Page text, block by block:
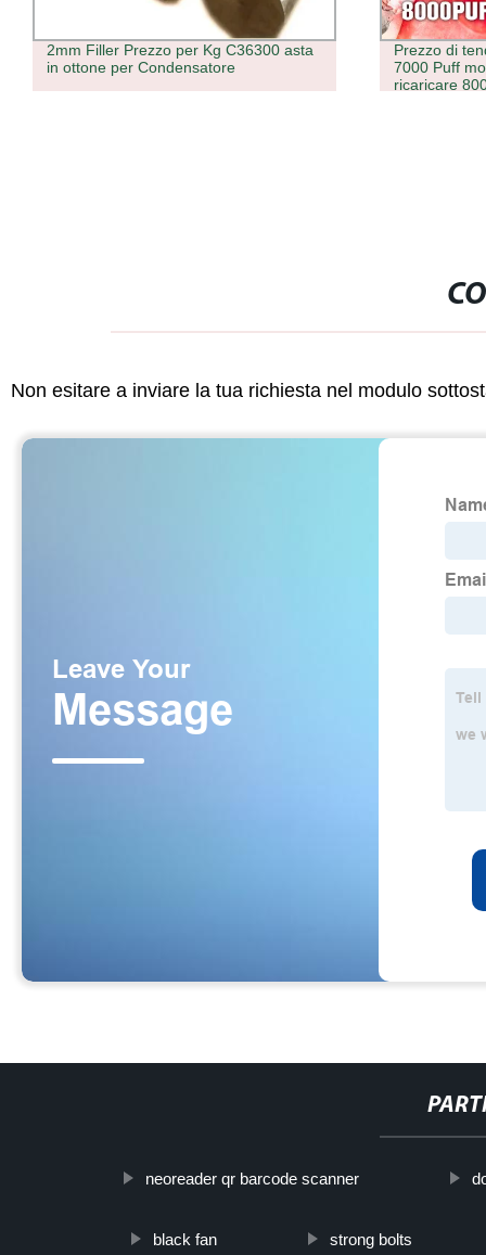
Prezzo di tendenza fumi Elf Lost Mary
7000 Puff monouso e Sigarette
Cartuccia
macchina di
Non esitare a inviare la tua richiesta nel modulo
neoreader qr barcode scanner
black fan strong bolts